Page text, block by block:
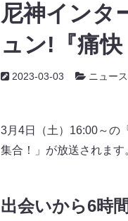
尼神インタ
ュン!『痛快
2023-03-03 ニュース
3月4日（土）16:00～の
集合！」が放送されます
出会いから6時